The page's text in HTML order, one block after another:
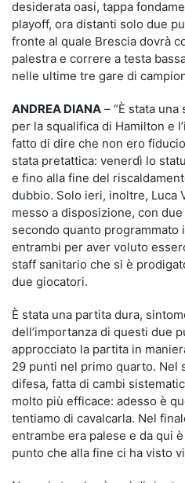
desiderata oasi, tappa
playoff, ora distanti solo due
fronte al quale Brescia dovrà
palestra e correre a testa
nelle ultime tre gare di
ANDREA DIANA – “È stata
per la squalifica di Hamilton e
fatto di dire che non ero
stata pretattica: venerdì lo
e fino alla fine del
dubbio. Solo ieri, inoltre, Luca
messo a disposizione, con
secondo quanto programmato
entrambi per aver voluto
staff sanitario che si è
due giocatori.
È stata una partita dura,
dell’importanza di questi due
approcciato la partita in
29 punti nel primo quarto. Nel
difesa, fatta di cambi
molto più efficace: adesso è
tentiamo di cavalcarla. Nel
entrambe era palese e da qui
punto che alla fine ci ha visto